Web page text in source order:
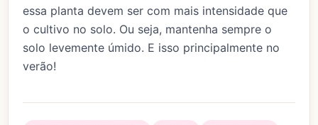
essa planta devem ser com mais intensidade que
o cultivo no solo. Ou seja, mantenha sempre o
solo levemente úmido. E isso principalmente no
verão!